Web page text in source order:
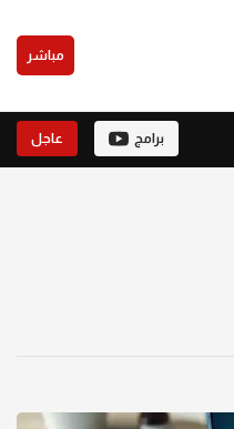
مباشر
برامج عاجل